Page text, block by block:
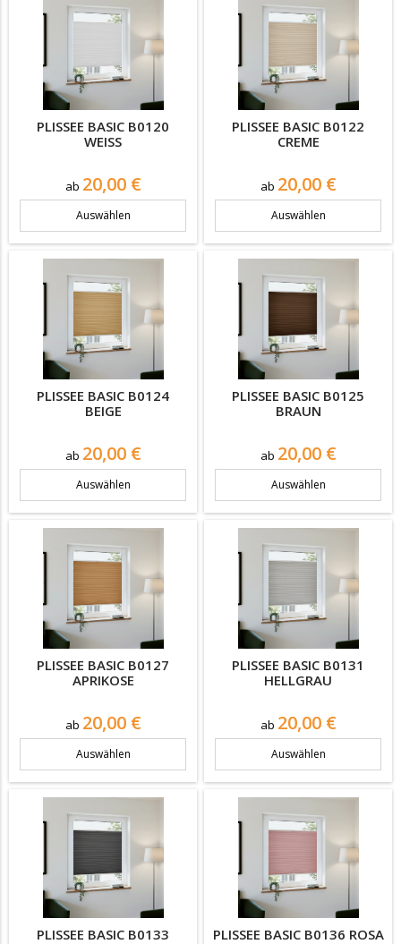
PLISSEE BASIC B0120
WEISS
ab Preis
20,00 €
Auswählen
PLISSEE BASIC B0122
CREME
ab Preis
20,00 €
Auswählen
PLISSEE BASIC B0124
BEIGE
ab Preis
20,00 €
Auswählen
PLISSEE BASIC B0125
BRAUN
ab Preis
20,00 €
Auswählen
PLISSEE BASIC B0127
APRIKOSE
ab Preis
20,00 €
Auswählen
PLISSEE BASIC B0131
HELLGRAU
ab Preis
20,00 €
Auswählen
PLISSEE BASIC B0133
PLISSEE BASIC B0136 ROSA